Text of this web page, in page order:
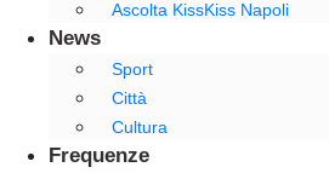
Ascolta KissKiss Napoli
News
Sport
Città
Cultura
Frequenze